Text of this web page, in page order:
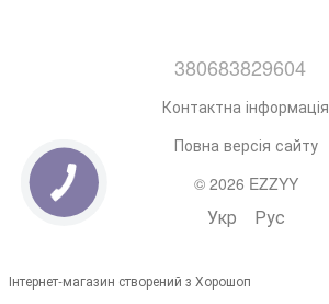
380683829604
Контактна інформація
Повна версія сайту
© 2026 EZZYY
Укр Рус
Інтернет-магазин створений з Хорошоп